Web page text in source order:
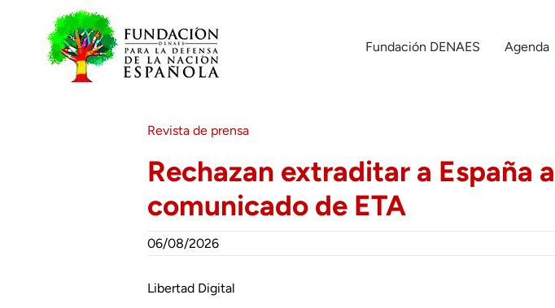
contenido
Fundación DENAES Agenda
Revista de prensa
Rechazan extraditar a España
comunicado de ETA
06/08/2026
Libertad Digital